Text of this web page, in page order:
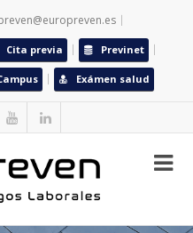
Cita previa Previnet
Exámen salud